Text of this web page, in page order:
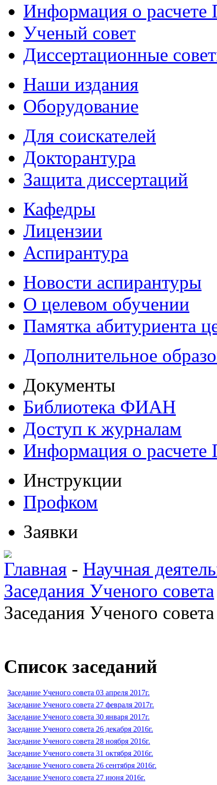
Информация о
Ученый совет
Диссертационные
Наши издания
Оборудование
Для соискателей
Докторантура
Защита диссертаций
Кафедры
Лицензии
Аспирантура
Новости аспирантуры
О целевом обучении
Памятка абитуриента
Дополнительное
Документы
Библиотека ФИАН
Доступ к журналам
Информация о
Инструкции
Профком
Заявки
Главная - Научная
Заседания Ученого совета
Заседания Ученого
Список заседаний
Заседание Ученого совета 03 апреля 2017г.
Заседание Ученого совета 27 февраля 2017г.
Заседание Ученого совета 30 января 2017г.
Заседание Ученого совета 26 декабря 2016г.
Заседание Ученого совета 28 ноября 2016г.
Заседание Ученого совета 31 октября 2016г.
Заседание Ученого совета 26 сентября 2016г.
Заседание Ученого совета 27 июня 2016г.